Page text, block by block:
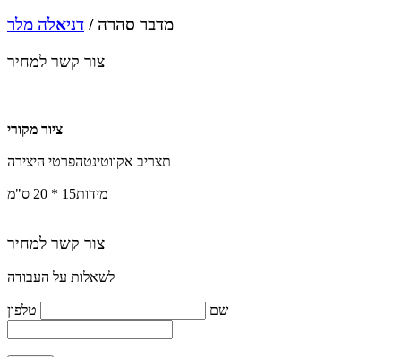
מדבר סהרה / דניאלה מלר
צור קשר למחיר
ציור מקורי
פרטי היצירהתצריב אקווטינטה
מידות15 * 20 ס"מ
צור קשר למחיר
לשאלות על העבודה
שם טלפון